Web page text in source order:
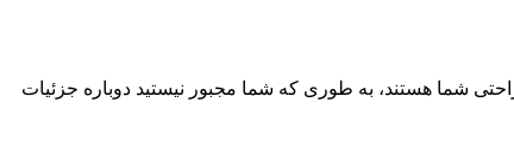
شما هستند، به طوری که شما مجبور نیستید دوباره جزئیات